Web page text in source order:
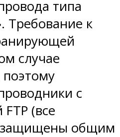
типа
Требование к
случае
поэтому
с
(все
защищены общим